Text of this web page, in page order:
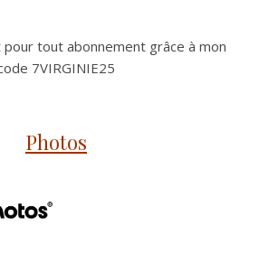
tout abonnement grâce à mon
7VIRGINIE25
Photos